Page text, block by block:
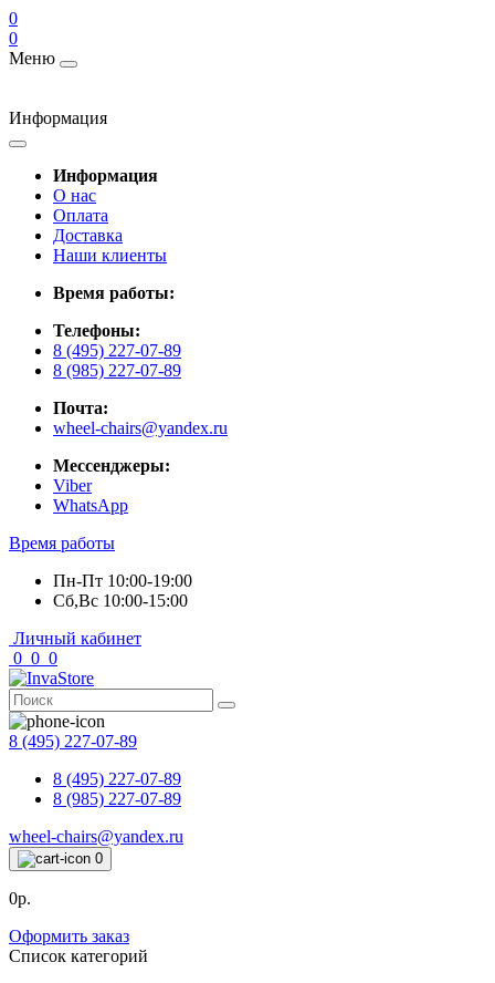
0
0
Меню
Информация
Информация
О нас
Оплата
Доставка
Наши клиенты
Время работы:
Телефоны:
8 (495) 227-07-89
8 (985) 227-07-89
Почта:
wheel-chairs@yandex.ru
Мессенджеры:
Viber
WhatsApp
Время работы
Пн-Пт 10:00-19:00
Сб,Вс 10:00-15:00
Личный кабинет
0 0 0
8 (495) 227-07-89
8 (495) 227-07-89
8 (985) 227-07-89
wheel-chairs@yandex.ru
0
0р.
Оформить заказ
Список категорий